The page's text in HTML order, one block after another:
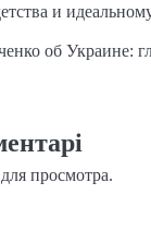
и
об Украине:
просмотра.